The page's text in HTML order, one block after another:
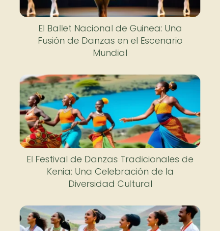
El Ballet Nacional de Guinea: Una
Fusión de Danzas en el Escenario
Mundial
El Festival de Danzas Tradicionales de
Kenia: Una Celebración de la
Diversidad Cultural